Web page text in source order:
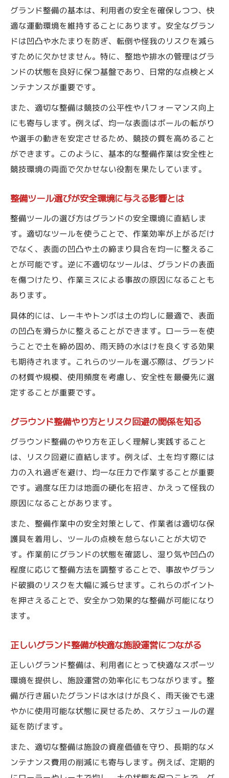
い方
作業効率を上げるグランド整備の工夫とは
グランド整備で作業効率をアップさせる考
え方
効率化に役立つグランド整備ツールの特徴
とは
グラウンド整備やり方の見直しで時間短縮
を実現
グランド整備バギーや牽引自作の工夫を解
説
複数の整備道具活用で作業負担を軽減する
整備道具選びなら現場の用途を重視しよう
現場環境に合ったグランド整備ツール選定
のコツ
用途別グラウンド整備やり方と道具の違い
を比較
野球グラウンド整備道具選びの注意点を知
グラウンドの凹凸対策に役立つツール活用術
グランド整備でこぼこ対策に有効な道具を
紹介
押さえる
整備ツール活用でグラウンドの状態を均一
にする
ローラーやトンボの使い方と凹凸対策を解
説
グランド整備のプロが実践する凹凸修正方
法
野球やスポーツ施設に最適な整備方法を解説
野球グラウンド整備道具で安全性を高める
方法
スポーツ施設向けグランド整備やり方の特
徴
用途に応じたグラウンド整備道具の活用法
スポーツ施設の快適性を保つ整備のコツ
でこぼこグラウンドをならす基本のやり方と注
意点
グランド整備でこぼこ解消の基本手順を解
グラウンドをならす道具の適切な使い方と
は
グランド整備の基本は、利用者の安全を確保しつつ、快
適な運動環境を維持することにあります。安全なグラン
ドは凹凸や水たまりを防ぎ、転倒や怪我のリスクを減ら
すために欠かせません。特に、整地や排水の管理はグラ
ンドの状態を良好に保つ基盤であり、日常的な点検とメ
ンテナンスが重要です。
また、適切な整備は競技の公平性やパフォーマンス向上
にも寄与します。例えば、均一な表面はボールの転がり
や選手の動きを安定させるため、競技の質を高めること
ができます。このように、基本的な整備作業は安全性と
競技環境の両面で欠かせない役割を果たしています。
整備ツール選びが安全環境に与える影響とは
整備ツールの選び方はグランドの安全環境に直結しま
す。適切なツールを使うことで、作業効率が上がるだけ
でなく、表面の凹凸や土の締まり具合を均一に整えるこ
とが可能です。逆に不適切なツールは、グランドの表面
を傷つけたり、作業ミスによる事故の原因になることも
あります。
具体的には、レーキやトンボは土の均しに最適で、表面
の凹凸を滑らかに整えることができます。ローラーを使
うことで土を締め固め、雨天時の水はけを良くする効果
も期待されます。これらのツールを選ぶ際は、グランド
の材質や規模、使用頻度を考慮し、安全性を最優先に選
定することが重要です。
グラウンド整備やり方とリスク回避の関係を知る
グラウンド整備のやり方を正しく理解し実践すること
は、リスク回避に直結します。例えば、土を均す際には
力の入れ過ぎを避け、均一な圧力で作業することが重要
です。過度な圧力は地面の硬化を招き、かえって怪我の
原因になることがあります。
また、整備作業中の安全対策として、作業者は適切な保
護具を着用し、ツールの点検を怠らないことが大切で
す。作業前にグランドの状態を確認し、湿り気や凹凸の
程度に応じて整備方法を調整することで、事故やグラン
ド破損のリスクを大幅に減らせます。これらのポイント
を押さえることで、安全かつ効果的な整備が可能になり
ます。
正しいグランド整備が快適な施設運営につながる
正しいグランド整備は、利用者にとって快適なスポーツ
環境を提供し、施設運営の効率化にもつながります。整
備が行き届いたグランドは水はけが良く、雨天後でも速
やかに使用可能な状態に戻せるため、スケジュールの遅
延を防げます。
また、適切な整備は施設の資産価値を守り、長期的なメ
ンテナンス費用の削減にも寄与します。例えば、定期的